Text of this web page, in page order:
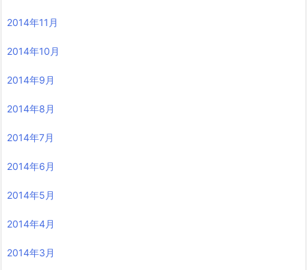
2014年11月
2014年10月
2014年9月
2014年8月
2014年7月
2014年6月
2014年5月
2014年4月
2014年3月